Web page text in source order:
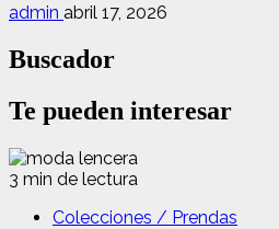
admin abril 17, 2026
Buscador
Te pueden interesar
3 min de lectura
Colecciones / Prendas